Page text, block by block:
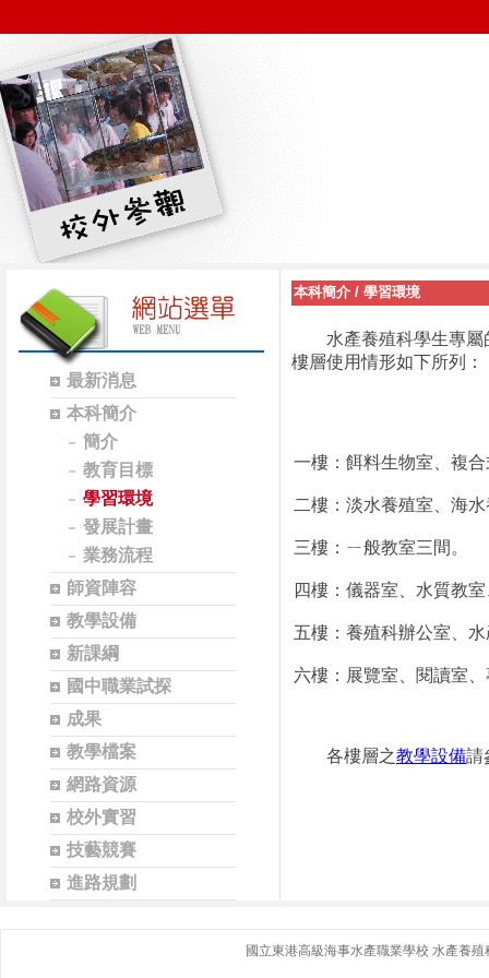
最新消息
本科簡介
簡介
教育目標
學習環境
發展計畫
業務流程
師資陣容
教學設備
新課綱
國中職業試探
成果
教學檔案
網路資源
校外實習
技藝競賽
進路規劃
本科簡介 / 學習環境
水產養殖科學生專屬的
樓層使用情形如下所列：
一樓：餌料生物室、複
二樓：淡水養殖室、海
三樓：ㄧ般教室三間。
四樓：儀器室、水質教
五樓：養殖科辦公室、
六樓：展覽室、閱讀室
各樓層之教學設備請
國立東港高級海事水產職業學校 水產養